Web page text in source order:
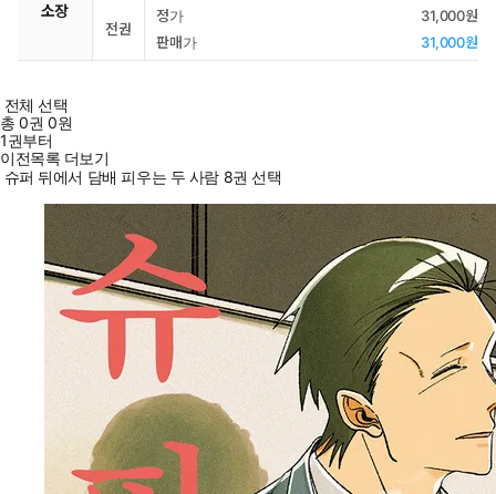
소장
전권
정가
31,000원
판매가
31,000원
전체 선택
총0권 0원
1권부터
이전목록 더보기
슈퍼 뒤에서 담배 피우는 두 사람 8권 선택